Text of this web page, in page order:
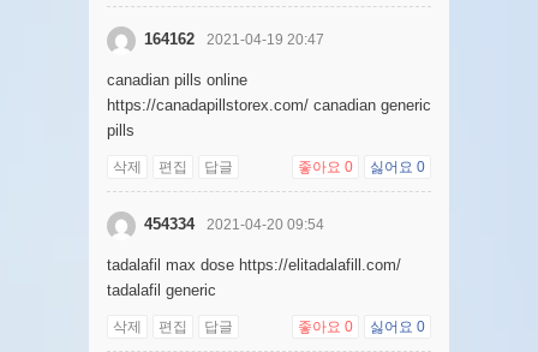
164162 2021-04-19 20:47
canadian pills online
https://canadapillstorex.com/ canadian generic
pills
삭제 편집 답글 좋아요 0 싫어요 0
454334 2021-04-20 09:54
tadalafil max dose https://elitadalafill.com/
tadalafil generic
삭제 편집 답글 좋아요 0 싫어요 0